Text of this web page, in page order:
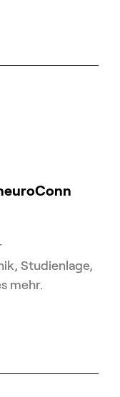
Studienlage,
mehr.